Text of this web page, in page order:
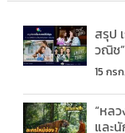
สรุป
วณิช”
15 กร
“หล
และ